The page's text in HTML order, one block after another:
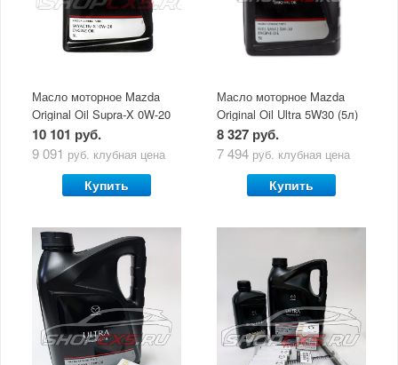
Масло моторное Mazda
Original Oil Supra-X 0W-20
(5 л)
10 101 руб.
9 091 руб. клубная цена
Купить
Масло моторное Mazda
Original Oil Ultra 5W30 (5л)
8 327 руб.
7 494 руб. клубная цена
Купить